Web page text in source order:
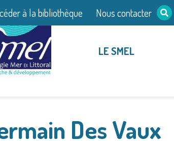
à la bibliothèque Nous contacter
LE SMEL
Des Vaux